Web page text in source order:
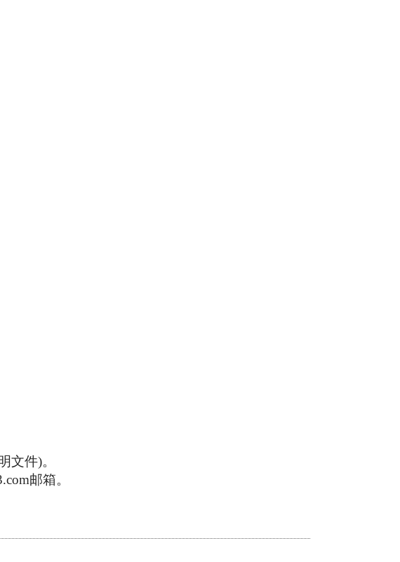
文件)。
邮箱。